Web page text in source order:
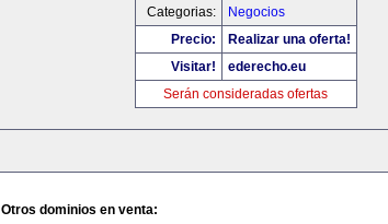
Categorias:
Negocios
Precio:
Realizar una oferta!
Visitar!
ederecho.eu
Serán consideradas ofertas
Otros dominios en venta: